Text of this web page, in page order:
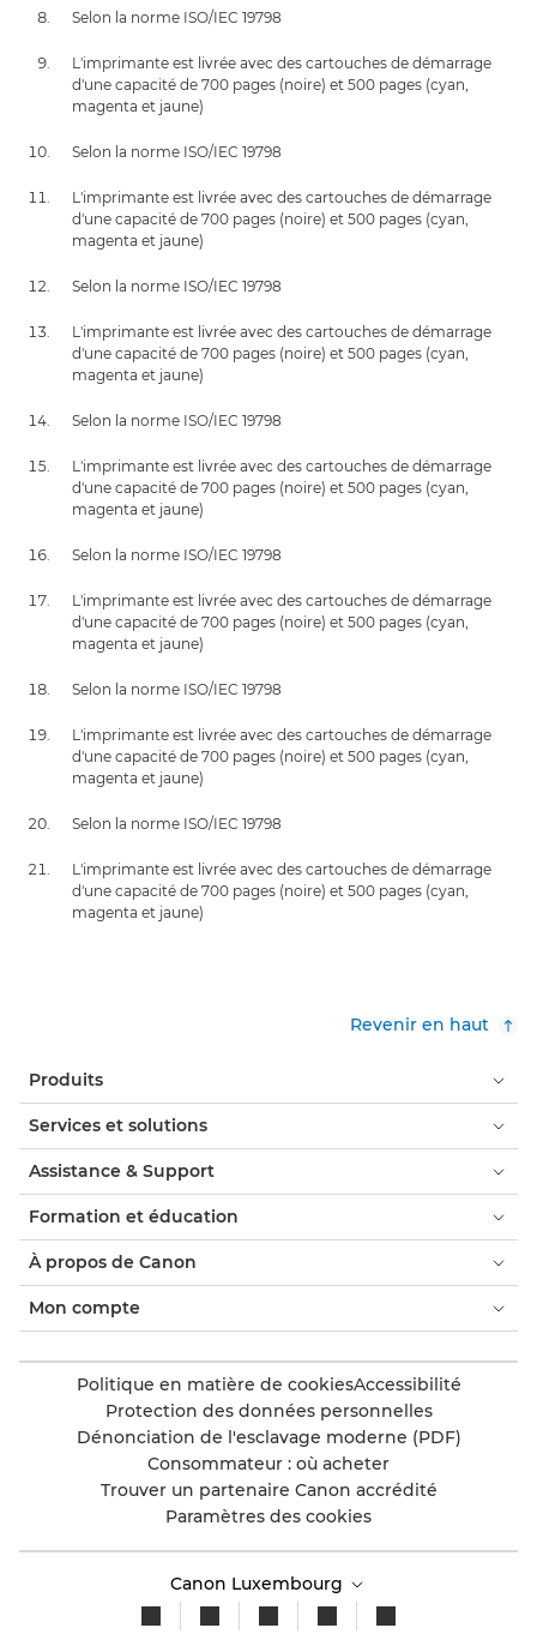
Selon la norme ISO/IEC 19798
L'imprimante est livrée avec des cartouches de démarrage
d'une capacité de 700 pages (noire) et 500 pages (cyan,
magenta et jaune)
Selon la norme ISO/IEC 19798
L'imprimante est livrée avec des cartouches de démarrage
d'une capacité de 700 pages (noire) et 500 pages (cyan,
magenta et jaune)
Selon la norme ISO/IEC 19798
L'imprimante est livrée avec des cartouches de démarrage
d'une capacité de 700 pages (noire) et 500 pages (cyan,
magenta et jaune)
Selon la norme ISO/IEC 19798
L'imprimante est livrée avec des cartouches de démarrage
d'une capacité de 700 pages (noire) et 500 pages (cyan,
magenta et jaune)
Selon la norme ISO/IEC 19798
L'imprimante est livrée avec des cartouches de démarrage
d'une capacité de 700 pages (noire) et 500 pages (cyan,
magenta et jaune)
Selon la norme ISO/IEC 19798
L'imprimante est livrée avec des cartouches de démarrage
d'une capacité de 700 pages (noire) et 500 pages (cyan,
magenta et jaune)
Selon la norme ISO/IEC 19798
L'imprimante est livrée avec des cartouches de démarrage
d'une capacité de 700 pages (noire) et 500 pages (cyan,
magenta et jaune)
Revenir en haut
Produits
Services et solutions
Assistance & Support
Formation et éducation
À propos de Canon
Mon compte
Politique en matière de cookiesAccessibilité
Protection des données personnelles
Dénonciation de l'esclavage moderne (PDF)
Consommateur : où acheter
Trouver un partenaire Canon accrédité
Paramètres des cookies
Canon Luxembourg